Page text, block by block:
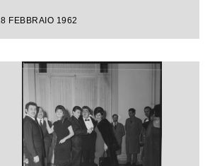
FEBBRAIO 1962